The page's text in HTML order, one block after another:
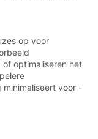
op voor
optimaliseren het
voor -